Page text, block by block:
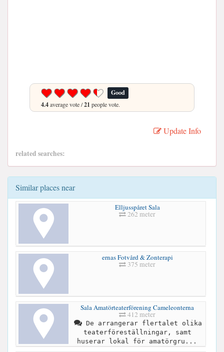
Good
4.4average vote /21 people vote.
Update Info
related searches:
Similar places near
Elljusspåret Sala
262 meter
ernas Fotvård & Zonterapi
375 meter
Sala Amatörteaterförening Cameleonterna
412 meter
De arrangerar flertalet olika
teaterföreställningar, samt
huserar lokal för amatörgru...